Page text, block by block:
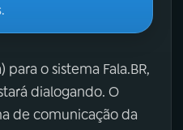
o sistema Fala.BR,
dialogando. O
de comunicação da